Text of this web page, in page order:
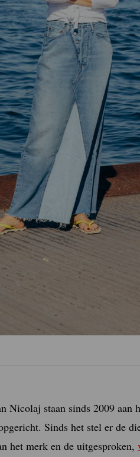
Nicolaj staan sinds 2009 aan
Sinds het stel er de
het merk en de uitgesproken,